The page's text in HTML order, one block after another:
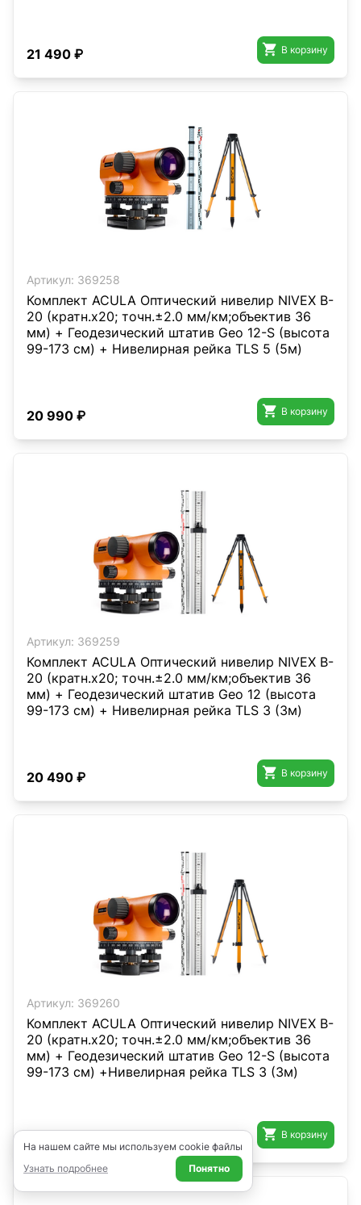
21 490 ₽  В корзину
Артикул: 369258
Комплект ACULA Оптический нивелир NIVEX B-
20 (кратн.х20; точн.±2.0 мм/км;объектив 36
мм) + Геодезический штатив Geo 12-S (высота
99-173 см) + Нивелирная рейка TLS 5 (5м)
20 990 ₽  В корзину
Артикул: 369259
Комплект ACULA Оптический нивелир NIVEX B-
20 (кратн.х20; точн.±2.0 мм/км;объектив 36
мм) + Геодезический штатив Geo 12 (высота
99-173 см) + Нивелирная рейка TLS 3 (3м)
20 490 ₽  В корзину
Артикул: 369260
Комплект ACULA Оптический нивелир NIVEX B-
20 (кратн.х20; точн.±2.0 мм/км;объектив 36
мм) + Геодезический штатив Geo 12-S (высота
99-173 см) +Нивелирная рейка TLS 3 (3м)
19 990 ₽  В корзину
На нашем сайте мы используем cookie файлы
Узнать подробнее
Понятно